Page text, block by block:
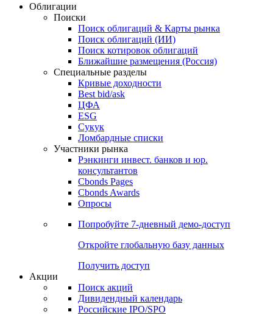
Облигации
Поиски
Поиск облигаций & Карты рынка
Поиск облигаций (ИИ)
Поиск котировок облигаций
Ближайшие размещения (Россия)
Специальные разделы
Кривые доходности
Best bid/ask
ЦФА
ESG
Сукук
Ломбардные списки
Участники рынка
Рэнкинги инвест. банков и юр.
консультантов
Cbonds Pages
Cbonds Awards
Опросы
Попробуйте 7-дневный демо-доступ
Откройте глобальную базу данных
Получить доступ
Акции
Поиск акций
Дивидендный календарь
Российские IPO/SPO